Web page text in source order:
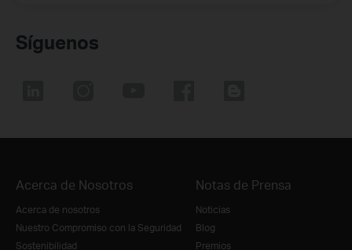
Síguenos
Acerca de Nosotros
Acerca de nosotros
Nuestro Compromiso con la Seguridad
Sostenibilidad
Notas de Prensa
Noticias
Blog
Premios